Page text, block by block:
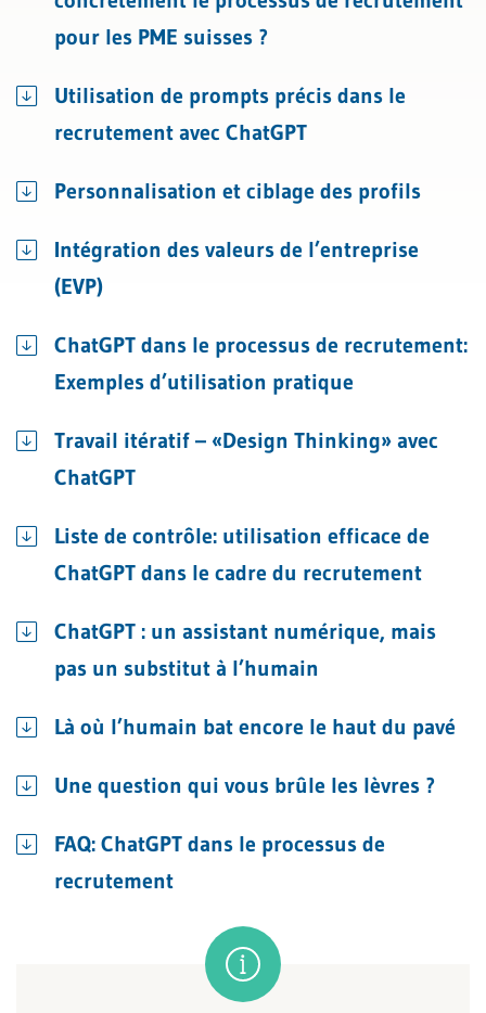
pour les PME suisses ?
Utilisation de prompts précis dans le
recrutement avec ChatGPT
Personnalisation et ciblage des profils
Intégration des valeurs de l’entreprise
(EVP)
ChatGPT dans le processus de recrutement:
Exemples d’utilisation pratique
Travail itératif – «Design Thinking» avec
ChatGPT
Liste de contrôle: utilisation efficace de
ChatGPT dans le cadre du recrutement
ChatGPT : un assistant numérique, mais
pas un substitut à l’humain
Là où l’humain bat encore le haut du pavé
Une question qui vous brûle les lèvres ?
FAQ: ChatGPT dans le processus de
recrutement